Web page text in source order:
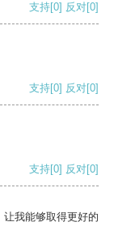
支持[0] 反对[0]
支持[0] 反对[0]
支持[0] 反对[0]
我能够取得更好的